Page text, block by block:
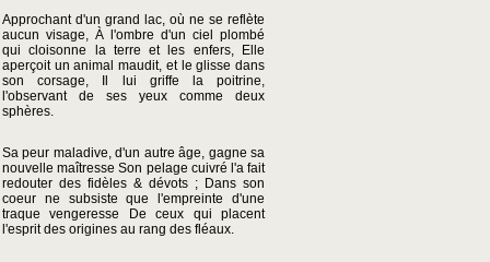
Approchant d'un grand lac, où ne se reflète
aucun visage, À l'ombre d'un ciel plombé
qui cloisonne la terre et les enfers, Elle
aperçoit un animal maudit, et le glisse dans
son corsage, Il lui griffe la poitrine,
l'observant de ses yeux comme deux
sphères.
Sa peur maladive, d'un autre âge, gagne sa
nouvelle maîtresse Son pelage cuivré l'a fait
redouter des fidèles & dévots ; Dans son
coeur ne subsiste que l'empreinte d'une
traque vengeresse De ceux qui placent
l'esprit des origines au rang des fléaux.